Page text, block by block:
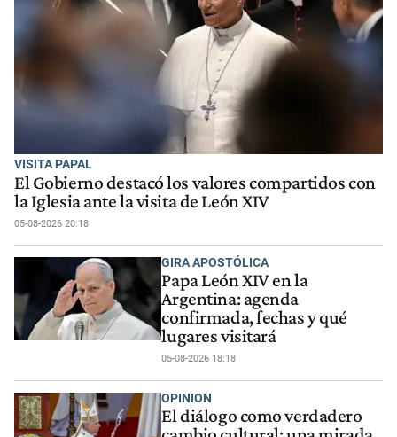
VISITA PAPAL
El Gobierno destacó los valores compartidos con
la Iglesia ante la visita de León XIV
05-08-2026 20:18
GIRA APOSTÓLICA
Papa León XIV en la
Argentina: agenda
confirmada, fechas y qué
lugares visitará
05-08-2026 18:18
OPINION
El diálogo como verdadero